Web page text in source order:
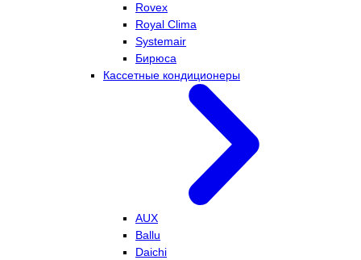
Rovex
Royal Clima
Systemair
Бирюса
Кассетные кондиционеры
AUX
Ballu
Daichi